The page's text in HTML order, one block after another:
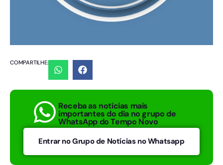
COMPARTILHE:
Receba as notícias mais
importantes do dia no grupo de
WhatsApp do Tempo Novo
Entrar no Grupo de Notícias no Whatsapp